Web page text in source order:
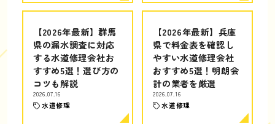
【2026年最新】群馬
県の漏水調査に対応
する水道修理会社お
すすめ5選！選び方の
コツも解説
2026.07.16
水道修理
【2026年最新】兵庫
県で料金表を確認し
やすい水道修理会社
おすすめ5選！明朗会
計の業者を厳選
2026.07.16
水道修理